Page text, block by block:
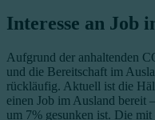
Interesse an Job
Aufgrund der anhaltenden
und die Bereitschaft im
rückläufig. Aktuell ist die
einen Job im Ausland bereit
um 7% gesunken ist. Die